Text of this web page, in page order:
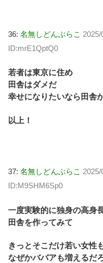
36: 名無しどんぶらこ
ID:mrE1QptQ0
若者は東京に住め
田舎はダメだ
幸せになりたいなら田舎
以上！
37: 名無しどんぶらこ
ID:M9SHM6Sp0
一度実験的に独身の高身
田舎を作ってみて
きっとそこだけ若い女性
なぜかババアも増えるだ